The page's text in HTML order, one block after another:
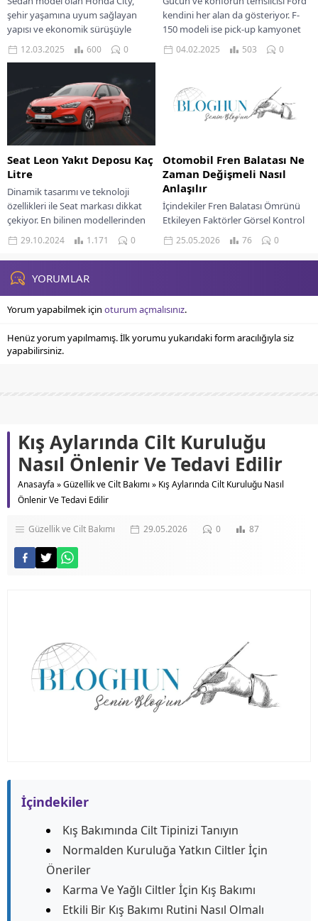
şehir yaşamına uyum sağlayan
yapısı ve ekonomik sürüşüyle
dikkat çekiyor. En popüler Honda
City yakıt...
12.03.2025 600 0
kendini her alan da gösteriyor. F-
150 modeli ise pick-up kamyonet
kategorisinde en güçlü temsilcisi.
Ford...
04.02.2025 503 0
Seat Leon Yakıt Deposu Kaç
Litre
Dinamik tasarımı ve teknoloji
özellikleri ile Seat markası dikkat
çekiyor. En bilinen modellerinden
Leon ise bize benzinli, dizel ve
hibrit...
29.10.2024 1.171 0
Otomobil Fren Balatası Ne
Zaman Değişmeli Nasıl
Anlaşılır
İçindekiler Fren Balatası Ömrünü
Etkileyen Faktörler Görsel Kontrol
Ve Sesli İpuçları Performans Kaybı
Ve Pedallardaki Değişimler Sürüş
Konforu Ve Kullanıcı...
25.05.2026 76 0
YORUMLAR
Yorum yapabilmek için oturum açmalısınız.
Henüz yorum yapılmamış. İlk yorumu yukarıdaki form aracılığıyla siz
yapabilirsiniz.
Kış Aylarında Cilt Kuruluğu
Nasıl Önlenir Ve Tedavi Edilir
Anasayfa »Güzellik ve Cilt Bakımı » Kış Aylarında Cilt Kuruluğu Nasıl
Önlenir Ve Tedavi Edilir
Güzellik ve Cilt Bakımı 29.05.2026 0 87
İçindekiler
Kış Bakımında Cilt Tipinizi Tanıyın
Normalden Kuruluğa Yatkın Ciltler İçin
Öneriler
Karma Ve Yağlı Ciltler İçin Kış Bakımı
Etkili Bir Kış Bakımı Rutini Nasıl Olmalı